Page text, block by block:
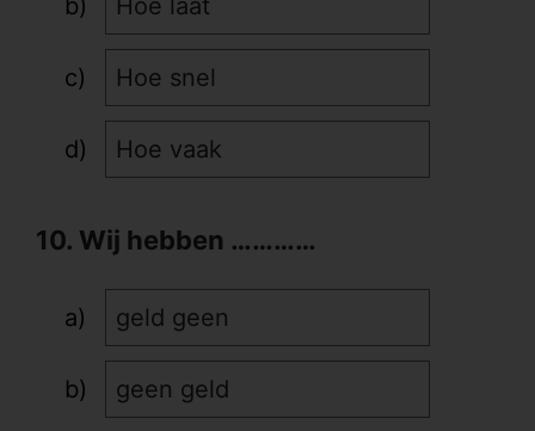
Hoe laat
Hoe snel
Hoe vaak
10. Wij hebben …………
geld geen
geen geld